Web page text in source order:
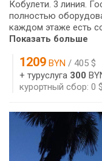
Кобулети. 3 линия.
полностью
каждом этаже есть
Показать больше
1209 BYN / 405 $
+ туруслуга 300
курортный сбор: 0 $